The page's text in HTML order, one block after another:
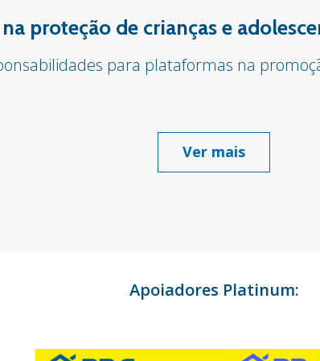
proteção de crianças e
para plataformas na
Ver mais
Apoiadores Platinum: